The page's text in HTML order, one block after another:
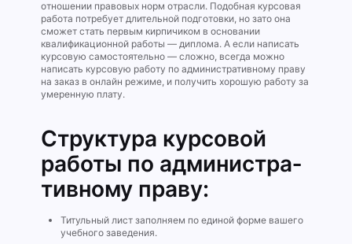
отношении правовых норм отрасли. Подобная курсовая
работа потребует длительной подготовки, но зато она
сможет стать первым кирпичиком в основании
квалификационной работы — диплома. А если написать
курсовую самостоятельно — сложно, всегда можно
написать курсовую работу по административному праву
на заказ в онлайн режиме, и получить хорошую работу за
умеренную плату.
Структура курсовой
работы по администра­
тивному праву:
Титульный лист заполняем по единой форме вашего
учебного заведения.